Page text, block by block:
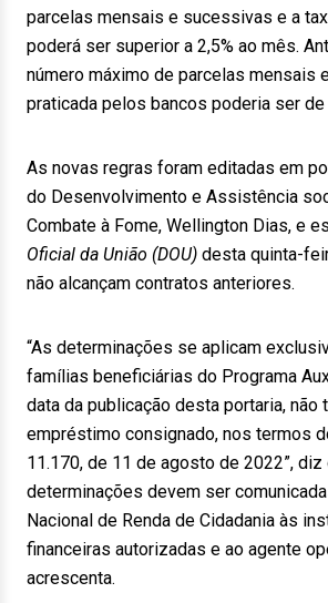
parcelas mensais e sucessivas e a
poderá ser superior a 2,5% ao mês.
número máximo de parcelas mensais
praticada pelos bancos poderia ser de
As novas regras foram editadas em
do Desenvolvimento e Assistência
Combate à Fome, Wellington Dias, e
Oficial da União (DOU) desta quinta-
não alcançam contratos anteriores.
“As determinações se aplicam
famílias beneficiárias do Programa
data da publicação desta portaria, não
empréstimo consignado, nos termos
11.170, de 11 de agosto de 2022”, diz
determinações devem ser
Nacional de Renda de Cidadania às
financeiras autorizadas e ao agente
acrescenta.